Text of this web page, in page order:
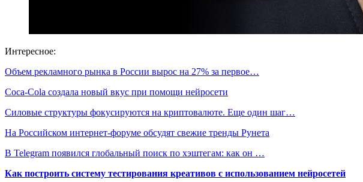
Интересное:
Объем рекламного рынка в России вырос на 27% за первое…
Coca-Cola создала новый вкус при помощи нейросети
Силовые структуры фокусируются на криптовалюте. Еще один шаг…
На Российском интернет-форуме обсудят свежие тренды Рунета
В Telegram появился глобальный поиск по хэштегам: как он …
Как построить систему тестирования креативов с использованием нейросетей